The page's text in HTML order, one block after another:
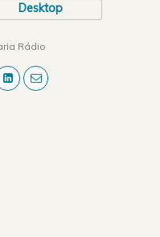
Desktop
Rádio